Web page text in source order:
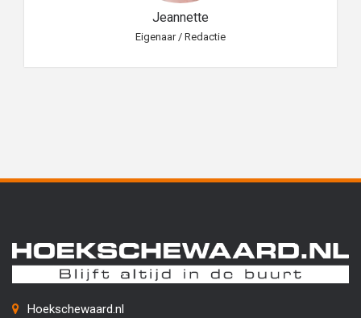
Jeannette
Eigenaar / Redactie
Hoekschewaard.nl